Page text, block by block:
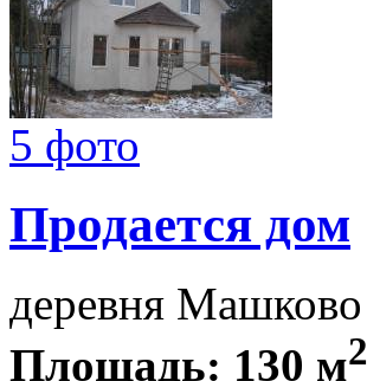
5 фото
Продается дом
деревня Машково
Площадь: 130 м2